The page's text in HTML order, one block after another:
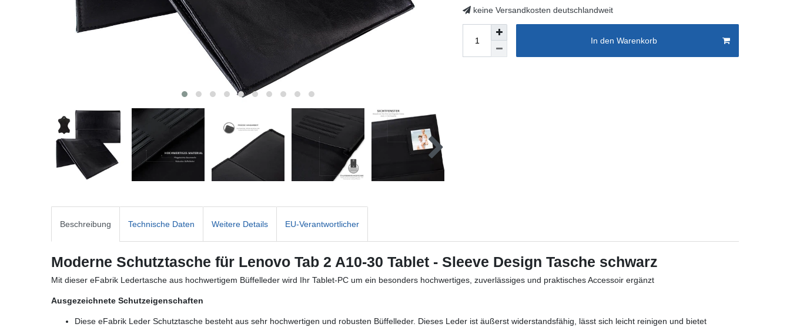
keine Versandkosten deutschlandweit
In den Warenkorb
Beschreibung Technische Daten Weitere Details EU-Verantwortlicher
Moderne Schutztasche für Lenovo Tab 2 A10-30 Tablet - Sleeve Design Tasche schwarz
Mit dieser eFabrik Ledertasche aus hochwertigem Büffelleder wird Ihr Tablet-PC um ein besonders hochwertiges, zuverlässiges und praktisches Accessoir ergänzt
Ausgezeichnete Schutzeigenschaften
Diese eFabrik Leder Schutztasche besteht aus sehr hochwertigen und robusten Büffelleder. Dieses Leder ist äußerst widerstandsfähig, lässt sich leicht reinigen und bietet